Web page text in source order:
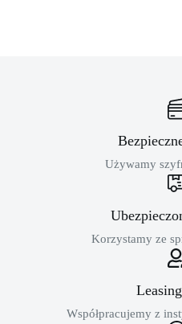
Używamy
Korzystamy ze
Współpracujemy z